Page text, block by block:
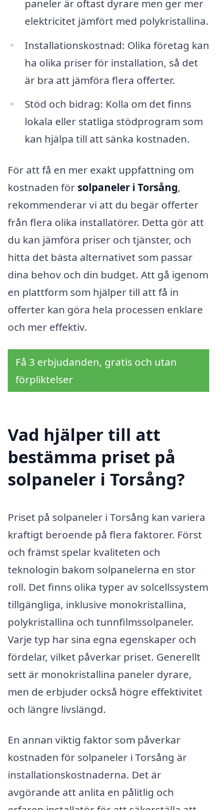
paneler är oftast dyrare men ger mer
elektricitet jämfört med polykristallina.
Installationskostnad: Olika företag kan
ha olika priser för installation, så det
är bra att jämföra flera offerter.
Stöd och bidrag: Kolla om det finns
lokala eller statliga stödprogram som
kan hjälpa till att sänka kostnaden.
För att få en mer exakt uppfattning om
kostnaden för solpaneler i Torsång,
rekommenderar vi att du begär offerter
från flera olika installatörer. Detta gör att
du kan jämföra priser och tjänster, och
hitta det bästa alternativet som passar
dina behov och din budget. Att gå igenom
en plattform som hjälper till att få in
offerter kan göra hela processen enklare
och mer effektiv.
Få 3 erbjudanden, gratis och utan
förpliktelser
Vad hjälper till att
bestämma priset på
solpaneler i Torsång?
Priset på solpaneler i Torsång kan variera
kraftigt beroende på flera faktorer. Först
och främst spelar kvaliteten och
teknologin bakom solpanelerna en stor
roll. Det finns olika typer av solcellssystem
tillgängliga, inklusive monokristallina,
polykristallina och tunnfilmssolpaneler.
Varje typ har sina egna egenskaper och
fördelar, vilket påverkar priset. Generellt
sett är monokristallina paneler dyrare,
men de erbjuder också högre effektivitet
och längre livslängd.
En annan viktig faktor som påverkar
kostnaden för solpaneler i Torsång är
installationskostnaderna. Det är
avgörande att anlita en pålitlig och